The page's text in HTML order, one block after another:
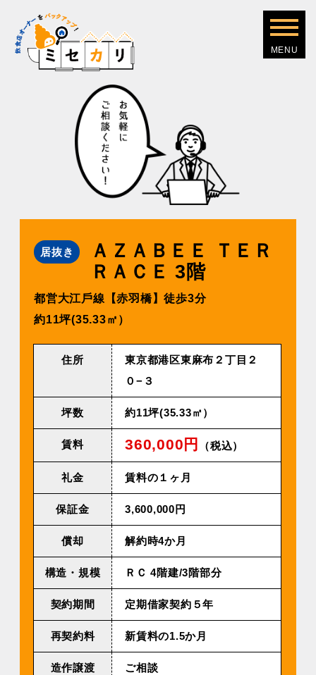
居抜き
ＡＺＡＢＥＥ ＴＥＲ
ＲＡＣＥ 3階
都営⼤江⼾線【⾚⽻橋】徒歩3分
約11坪(35.33㎡）
住所
東京都港区東麻布２丁目２
０−３
坪数 約11坪(35.33㎡）
賃料 360,000円 （税込）
礼金 賃料の１ヶ月
保証金 3,600,000円
償却 解約時4か月
構造・規模 ＲＣ 4階建/3階部分
契約期間 定期借家契約５年
再契約料 新賃料の1.5か月
造作譲渡 ご相談